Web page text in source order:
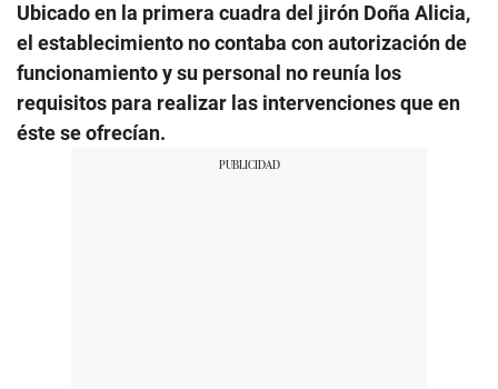
Ubicado en la primera cuadra del jirón Doña Alicia,
el establecimiento no contaba con autorización de
funcionamiento y su personal no reunía los
requisitos para realizar las intervenciones que en
éste se ofrecían.